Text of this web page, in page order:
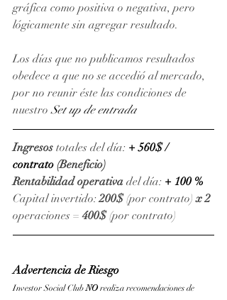
gráfica como positiva o negativa, pero
lógicamente sin agregar resultado.
Los días que no publicamos resultados
obedece a que no se accedió al mercado,
por no reunir éste las condiciones de
nuestro Set up de entrada
Ingresos totales del día: + 560$ /
contrato (Beneficio)
Rentabilidad operativa del día: + 100 %
Capital invertido: 200$ (por contrato) x 2
operaciones = 400$ (por contrato)
Advertencia de Riesgo
Investor Social Club NO realiza recomendaciones de